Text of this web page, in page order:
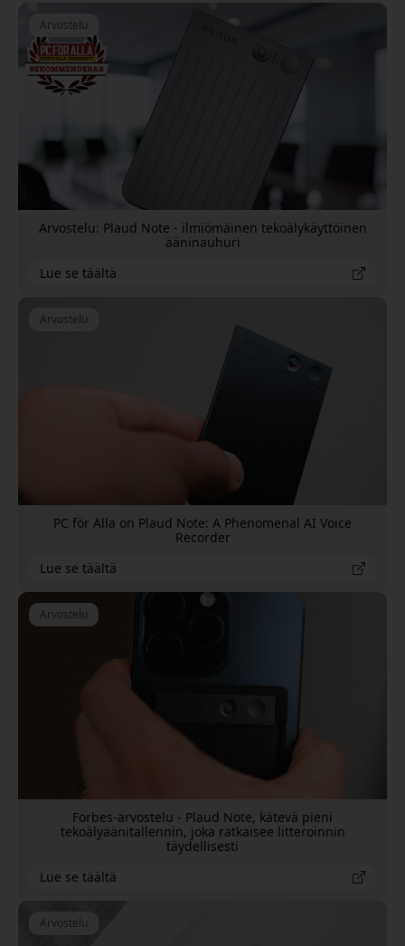
Arvostelu
Arvostelu: Plaud Note - ilmiömäinen tekoälykäyttöinen
ääninauhuri
Lue se täältä
Arvostelu
PC för Alla on Plaud Note: A Phenomenal AI Voice
Recorder
Lue se täältä
Arvostelu
Forbes-arvostelu - Plaud Note, kätevä pieni
tekoälyäänitallennin, joka ratkaisee litteroinnin
täydellisesti
Lue se täältä
Arvostelu